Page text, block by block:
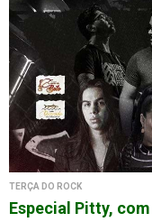
TERÇA DO ROCK
Especial Pitty,